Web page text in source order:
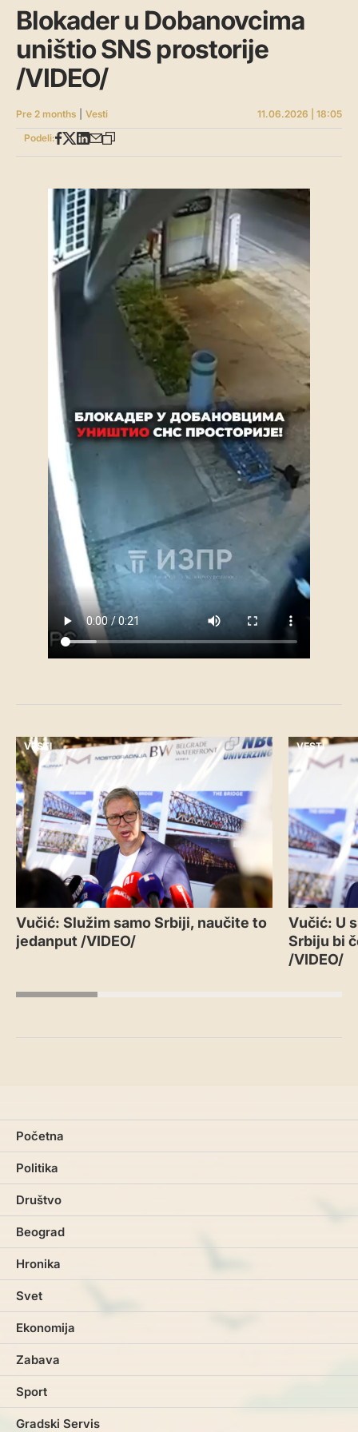
Blokader u Dobanovcima
uništio SNS prostorije
/VIDEO/
Pre 2 months Vesti
11.06.2026 | 18:05
Podeli:
VESTI
Vučić: Služim samo Srbiji, naučite to
jedanput /VIDEO/
VESTI
Vučić: U
Srbiju bi
/VIDEO/
Početna
Politika
Društvo
Beograd
Hronika
Svet
Ekonomija
Zabava
Sport
Gradski Servis